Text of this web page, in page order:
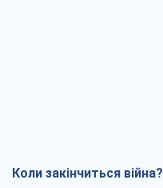
Коли закінчиться війна?